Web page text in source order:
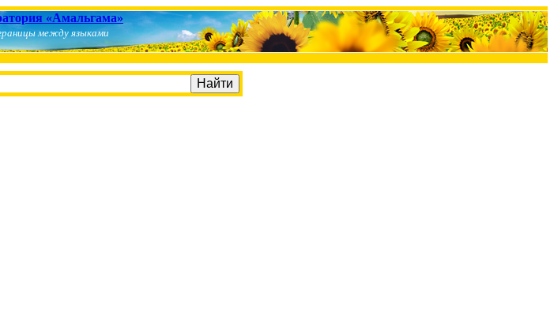
«Амальгама»
между языками